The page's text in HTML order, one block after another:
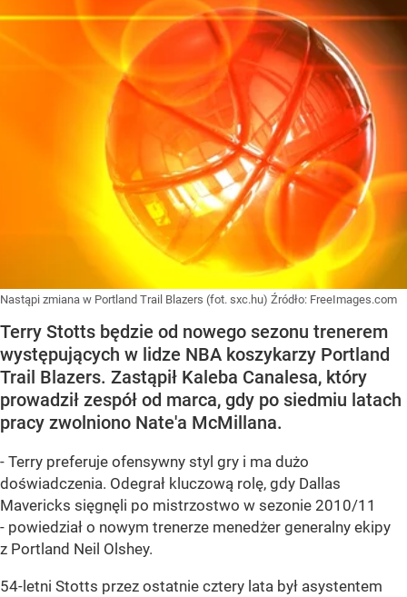
Nastąpi zmiana w Portland Trail Blazers (fot. sxc.hu) Źródło: FreeImages.com
Terry Stotts będzie od nowego sezonu trenerem
występujących w lidze NBA koszykarzy Portland
Trail Blazers. Zastąpił Kaleba Canalesa, który
prowadził zespół od marca, gdy po siedmiu latach
pracy zwolniono Nate'a McMillana.
- Terry preferuje ofensywny styl gry i ma dużo
doświadczenia. Odegrał kluczową rolę, gdy Dallas
Mavericks sięgnęli po mistrzostwo w sezonie 2010/11
- powiedział o nowym trenerze menedżer generalny ekipy
z Portland Neil Olshey.
54-letni Stotts przez ostatnie cztery lata był asystentem